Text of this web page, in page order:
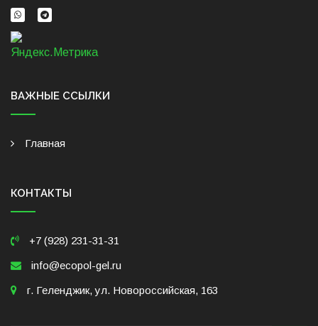
ВАЖНЫЕ ССЫЛКИ
Главная
КОНТАКТЫ
+7 (928) 231-31-31
info@ecopol-gel.ru
г. Геленджик, ул. Новороссийская, 163